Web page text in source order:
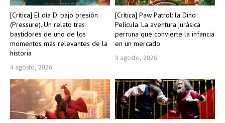
[Crítica] El día D: bajo presión
(Pressure). Un relato tras
bastidores de uno de los
momentos más relevantes de la
historia
4 agosto, 2026
[Crítica] Paw Patrol: la Dino
Película. La aventura jurásica
perruna que convierte la infancia
en un mercado
3 agosto, 2026